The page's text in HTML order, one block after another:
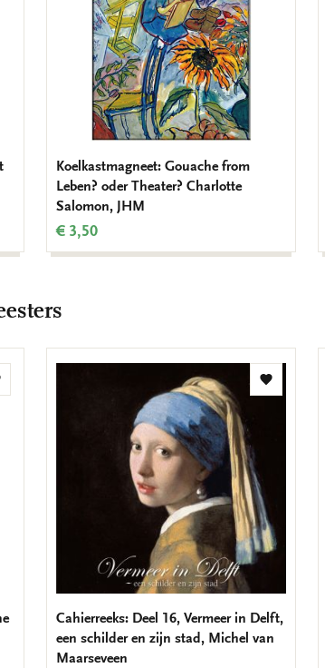
Koelkastmagneet: Gouache from
Leben? oder Theater? Charlotte
Salomon, JHM
€ 3,50
Toevoegen
Cahierreeks: Deel 16, Vermeer in Delft,
een schilder en zijn stad, Michel van
Maarseveen